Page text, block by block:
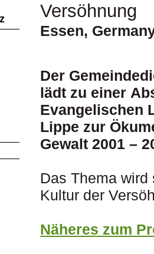
Versöhnung
Essen,
Der
lädt zu einer
Evangelischen
Lippe zur
Gewalt 2001 –
Das Thema wird
Kultur der
Näheres zum